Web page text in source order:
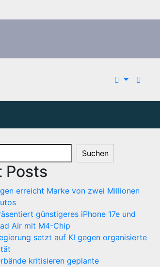
Suchen
Posts
erreicht Marke von zwei Millionen
günstigeres iPhone 17e und
Air mit M4-Chip
setzt auf KI gegen organisierte
kritisieren geplante